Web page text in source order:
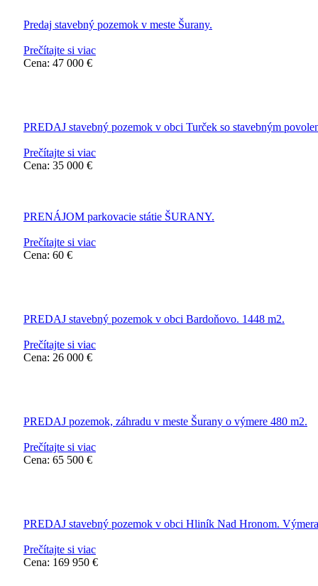
Predaj stavebný pozemok v meste Šurany.
Prečítajte si viac
Cena: 47 000 €
PREDAJ stavebný pozemok v obci Turček so stavebným
Prečítajte si viac
Cena: 35 000 €
PRENÁJOM parkovacie státie ŠURANY.
Prečítajte si viac
Cena: 60 €
PREDAJ stavebný pozemok v obci Bardoňovo. 1448 m2.
Prečítajte si viac
Cena: 26 000 €
PREDAJ pozemok, záhradu v meste Šurany o výmere 480 m2.
Prečítajte si viac
Cena: 65 500 €
PREDAJ stavebný pozemok v obci Hliník Nad Hronom.
Prečítajte si viac
Cena: 169 950 €